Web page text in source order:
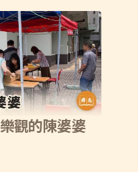
觀的陳婆婆